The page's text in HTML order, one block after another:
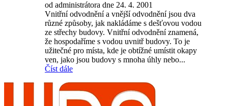
od administrátora dne 24. 4. 2001
Vnitřní odvodnění a vnější odvodnění jsou dva
různé způsoby, jak nakládáme s dešťovou vodou
ze střechy budovy. Vnitřní odvodnění znamená,
že hospodaříme s vodou uvnitř budovy. To je
užitečné pro místa, kde je obtížné umístit okapy
ven, jako jsou budovy s mnoha úhly nebo...
Číst dále